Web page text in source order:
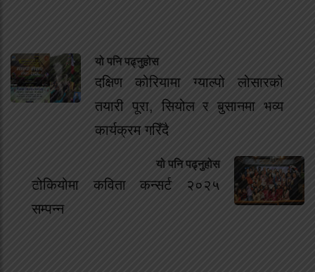
यो पनि पढ्नुहोस
दक्षिण कोरियामा ग्याल्पो लोसारको
तयारी पूरा, सियोल र बुसानमा भव्य
कार्यक्रम गरिँदै
यो पनि पढ्नुहोस
टोकियोमा कविता कन्सर्ट २०२५
सम्पन्न